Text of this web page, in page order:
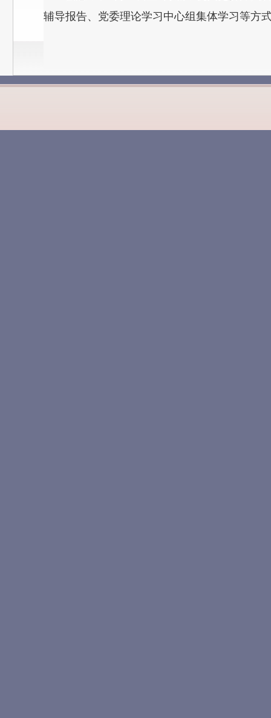
辅导报告、党委理论学习中心组集体学习等方